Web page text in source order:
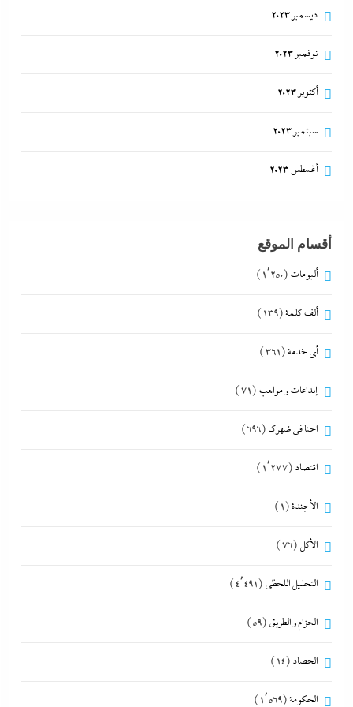
ديسمبر 2023
نوفمبر 2023
أكتوبر 2023
سبتمبر 2023
أغسطس 2023
أقسام الموقع
ألبومات (1٬250)
ألف كلمة(139)
أي خدمة(361)
إبداعات و مواهب (71)
احنا في ضهرك (696)
اقتصاد (1٬277)
الأجندة(1)
الأكل (76)
التحليل اللحظي (4٬491)
الحزام و الطريق (59)
الحصاد (14)
الحكومة(1٬569)